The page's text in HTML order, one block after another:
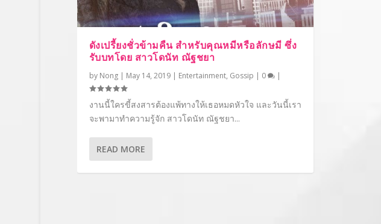
ดังเปรี้ยงชั่วข้ามคืน สำหรับคุณหมีหรือลักษมี ซึ่ง
รับบทโดย สาวโดนัท ณัฐชยา
by Nong| May 14, 2019| Entertainment, Gossip | 0 |
งานนี้ใครขี้สงสารต้องแพ้ทางให้เธอหมดหัวใจ และวันนี้เรา
จะพามาทำความรู้จัก สาวโดนัท ณัฐชยา...
READ MORE